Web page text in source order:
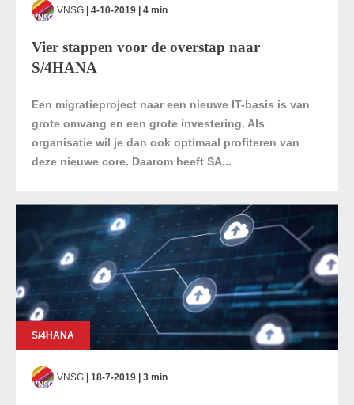
VNSG | 4-10-2019 | 4 min
Vier stappen voor de overstap naar
S/4HANA
Een migratieproject naar een nieuwe IT-basis is van
grote omvang en een grote investering. Als
organisatie wil je dan ook optimaal profiteren van
deze nieuwe core. Daarom heeft SA...
S/4HANA
VNSG | 18-7-2019 | 3 min